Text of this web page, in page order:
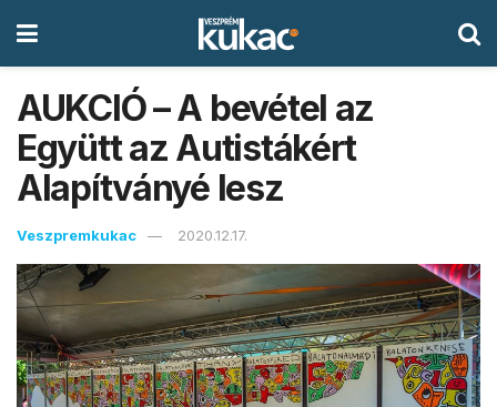
AUKCIÓ – A bevétel az
Együtt az Autistákért
Alapítványé lesz
Veszpremkukac 2020.12.17.